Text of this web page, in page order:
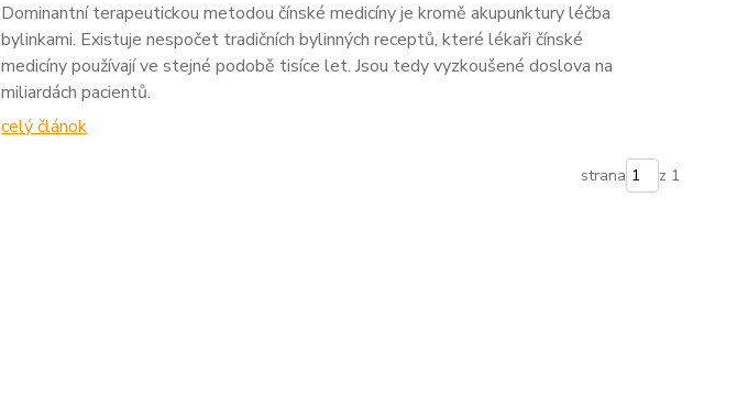
Dominantní terapeutickou metodou čínské medicíny je kromě akupunktury léčba
bylinkami. Existuje nespočet tradičních bylinných receptů, které lékaři čínské
medicíny používají ve stejné podobě tisíce let. Jsou tedy vyzkoušené doslova na
miliardách pacientů.
celý článok
strana z 1